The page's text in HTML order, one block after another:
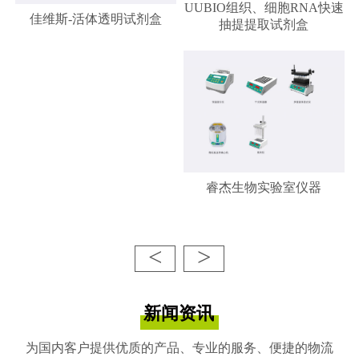
佳维斯-活体透明试剂盒
UUBIO组织、细胞RNA快速
抽提提取试剂盒
睿杰生物实验室仪器
< >
新闻资讯
为国内客户提供优质的产品、专业的服务、便捷的物流